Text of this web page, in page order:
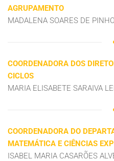
AGRUPAMENTO
MADALENA SOARES DE
COORDENADORA DOS
CICLOS
MARIA ELISABETE SARAIVA
COORDENADORA DO
MATEMÁTICA E CIÊNCIAS
ISABEL MARIA CASARÕES